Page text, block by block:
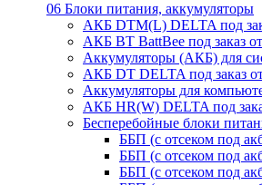
06 Блоки питания, аккумуляторы
АКБ DTM(L) DELTA под
АКБ BT BattBee под заказ
Аккумуляторы (АКБ) для
АКБ DT DELTA под заказ
Аккумуляторы для
АКБ HR(W) DELTA под
Бесперебойные блоки
ББП (с отсеком под
ББП (с отсеком под
ББП (с отсеком под